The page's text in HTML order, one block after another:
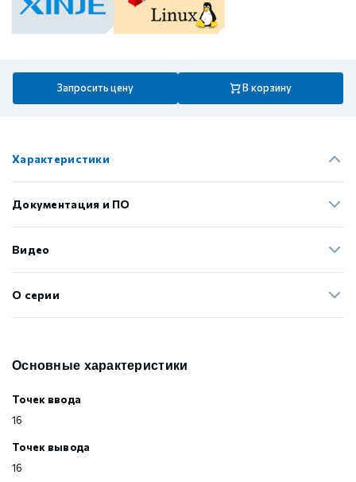
Запросить цену В корзину
Характеристики
Документация и ПО
Видео
О серии
Основные характеристики
Точек ввода
16
Точек вывода
16